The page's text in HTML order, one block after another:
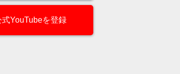
式YouTubeを登録